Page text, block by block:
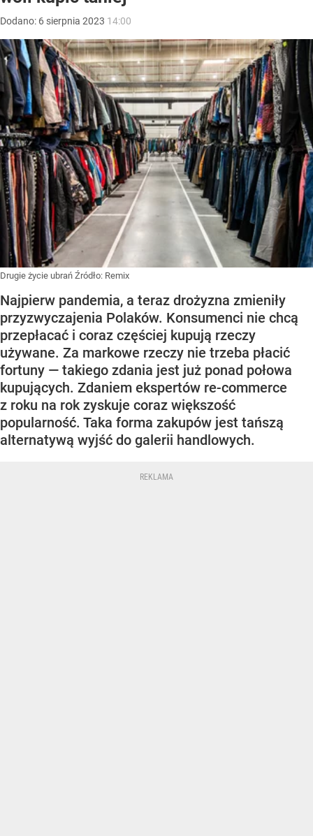
Dodano: 6 sierpnia 2023 14:00
Drugie życie ubrań Źródło: Remix
Najpierw pandemia, a teraz drożyzna zmieniły
przyzwyczajenia Polaków. Konsumenci nie chcą
przepłacać i coraz częściej kupują rzeczy
używane. Za markowe rzeczy nie trzeba płacić
fortuny — takiego zdania jest już ponad połowa
kupujących. Zdaniem ekspertów re-commerce
z roku na rok zyskuje coraz większość
popularność. Taka forma zakupów jest tańszą
alternatywą wyjść do galerii handlowych.